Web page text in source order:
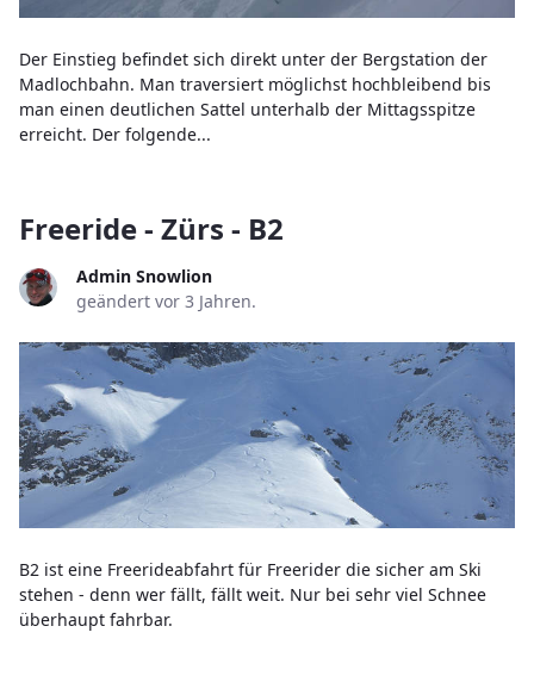
Der Einstieg befindet sich direkt unter der Bergstation der
Madlochbahn. Man traversiert möglichst hochbleibend bis
man einen deutlichen Sattel unterhalb der Mittagsspitze
erreicht. Der folgende...
Freeride - Zürs - B2
Admin Snowlion
geändert vor 3 Jahren.
B2 ist eine Freerideabfahrt für Freerider die sicher am Ski
stehen - denn wer fällt, fällt weit. Nur bei sehr viel Schnee
überhaupt fahrbar.